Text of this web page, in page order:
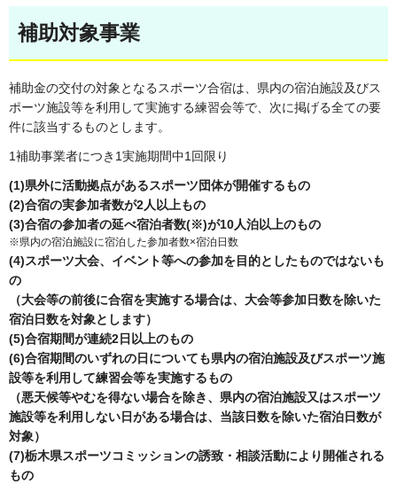
補助対象事業
補助金の交付の対象となるスポーツ合宿は、県内の宿泊施設及びス
ポーツ施設等を利用して実施する練習会等で、次に掲げる全ての要
件に該当するものとします。
1補助事業者につき1実施期間中1回限り
(1)県外に活動拠点があるスポーツ団体が開催するもの
(2)合宿の実参加者数が2人以上もの
(3)合宿の参加者の延べ宿泊者数(※)が10人泊以上のもの
※県内の宿泊施設に宿泊した参加者数×宿泊日数
(4)スポーツ大会、イベント等への参加を目的としたものではないも
の
（大会等の前後に合宿を実施する場合は、大会等参加日数を除いた
宿泊日数を対象とします）
(5)合宿期間が連続2日以上のもの
(6)合宿期間のいずれの日についても県内の宿泊施設及びスポーツ施
設等を利用して練習会等を実施するもの
（悪天候等やむを得ない場合を除き、県内の宿泊施設又はスポーツ
施設等を利用しない日がある場合は、当該日数を除いた宿泊日数が
対象）
(7)栃木県スポーツコミッションの誘致・相談活動により開催される
もの